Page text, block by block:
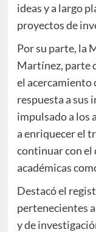
ideas y a largo
proyectos de
Por su parte, la
Martínez, parte
el acercamiento
respuesta a sus
impulsado a los
a enriquecer el
continuar con el
académicas
Destacó el
pertenecientes
y de